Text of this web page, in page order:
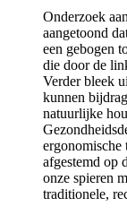
Onderzoek
aangetoond
een gebogen
die door de
Verder bleek
kunnen
natuurlijke
ergonomische
afgestemd op
onze spieren
traditionele,